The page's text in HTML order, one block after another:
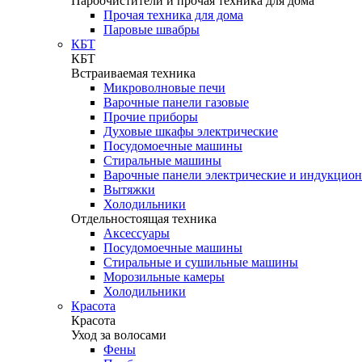
Прочая техника для дома
Паровые швабры
КБТ
КБТ
Встраиваемая техника
Микроволновые печи
Варочные панели газовые
Прочие приборы
Духовые шкафы электрические
Посудомоечные машины
Стиральные машины
Варочные панели электрические и
Вытяжки
Холодильники
Отдельностоящая техника
Аксессуары
Посудомоечные машины
Стиральные и сушильные машины
Морозильные камеры
Холодильники
Красота
Красота
Уход за волосами
Фены